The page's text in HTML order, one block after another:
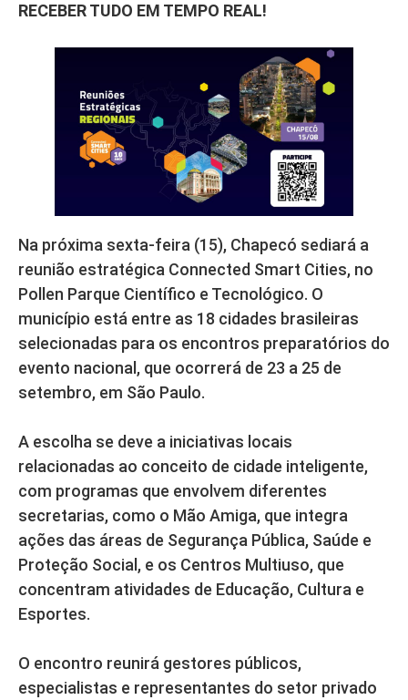
RECEBER TUDO EM TEMPO REAL!
Na próxima sexta-feira (15), Chapecó sediará a
reunião estratégica Connected Smart Cities, no
Pollen Parque Científico e Tecnológico. O
município está entre as 18 cidades brasileiras
selecionadas para os encontros preparatórios do
evento nacional, que ocorrerá de 23 a 25 de
setembro, em São Paulo.
A escolha se deve a iniciativas locais
relacionadas ao conceito de cidade inteligente,
com programas que envolvem diferentes
secretarias, como o Mão Amiga, que integra
ações das áreas de Segurança Pública, Saúde e
Proteção Social, e os Centros Multiuso, que
concentram atividades de Educação, Cultura e
Esportes.
O encontro reunirá gestores públicos,
especialistas e representantes do setor privado